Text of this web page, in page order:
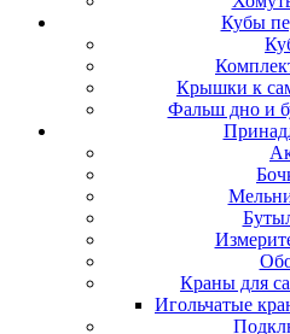
Кубы
Крышки к
Фальш дно и
Краны для
Игольчатые